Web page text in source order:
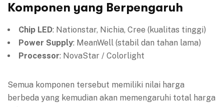
Komponen yang Berpengaruh
Chip LED: Nationstar, Nichia, Cree (kualitas tinggi)
Power Supply: MeanWell (stabil dan tahan lama)
Processor: NovaStar / Colorlight
Semua komponen tersebut memiliki nilai harga
berbeda yang kemudian akan memengaruhi total harga